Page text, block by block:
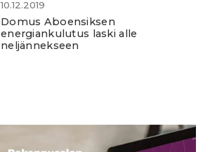
10.12.2019
Domus Aboensiksen
energiankulutus laski alle
neljännekseen